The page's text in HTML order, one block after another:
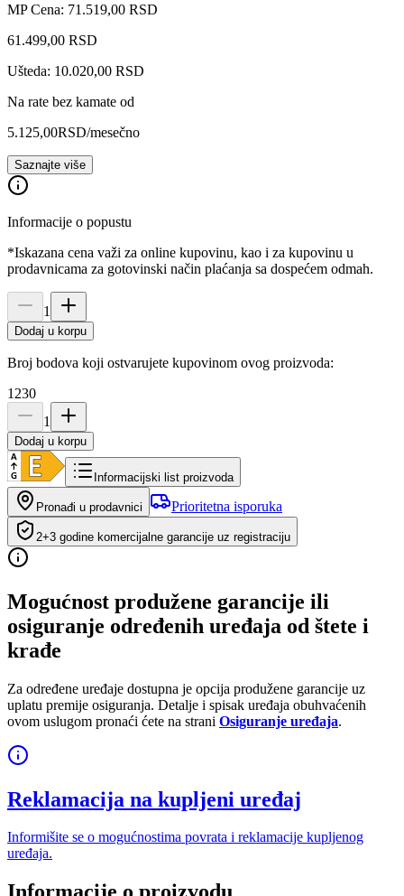
MP Cena: 71.519,00 RSD
61.499,00 RSD
Ušteda: 10.020,00 RSD
Na rate bez kamate od
5.125,00RSD/mesečno
Saznajte više
Informacije o popustu
*Iskazana cena važi za online kupovinu, kao i za kupovinu u
prodavnicama za gotovinski način plaćanja sa dospećem odmah.
1
Dodaj u korpu
Broj bodova koji ostvarujete kupovinom ovog proizvoda:
1230
1
Dodaj u korpu
Informacijski list proizvoda
Pronađi u prodavnici Prioritetna isporuka
2+3 godine komercijalne garancije uz registraciju
Mogućnost produžene garancije ili
osiguranje određenih uređaja od štete i
krađe
Za određene uređaje dostupna je opcija produžene garancije uz
uplatu premije osiguranja. Detalje i spisak uređaja obuhvaćenih
ovom uslugom pronaći ćete na strani Osiguranje uređaja.
Reklamacija na kupljeni uređaj
Informišite se o mogućnostima povrata i reklamacije kupljenog
uređaja.